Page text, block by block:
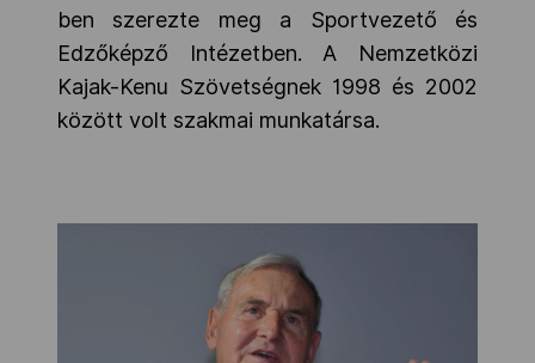
ben szerezte meg a Sportvezető és
Edzőképző Intézetben. A Nemzetközi
Kajak-Kenu Szövetségnek 1998 és 2002
között volt szakmai munkatársa.